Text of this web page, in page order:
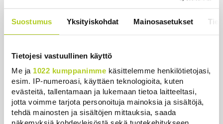
Suostumus Yksityiskohdat Mainosasetukset
Tietojesi vastuullinen käyttö
Me ja 1022 kumppanimme käsittelemme henkilötietojasi,
esim. IP-numeroasi, käyttäen teknologioita, kuten
evästeitä, tallentamaan ja lukemaan tietoa laitteeltasi,
jotta voimme tarjota personoituja mainoksia ja sisältöjä,
tehdä mainosten ja sisältöjen mittauksia, saada